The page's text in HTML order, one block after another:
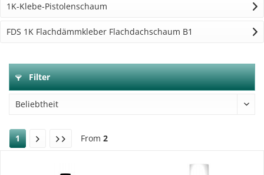
1K-Klebe-Pistolenschaum
FDS 1K Flachdämmkleber Flachdachschaum B1
Filter
1 From 2